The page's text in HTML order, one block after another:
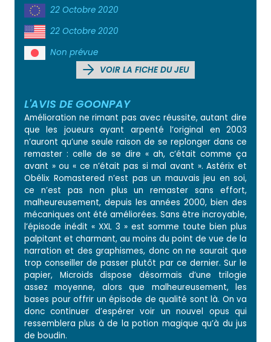
22 Octobre 2020
22 Octobre 2020
Non prévue
VOIR LA FICHE DU JEU
L'AVIS DE GOONPAY
Amélioration ne rimant pas avec réussite, autant dire
que les joueurs ayant arpenté l’original en 2003
n’auront qu’une seule raison de se replonger dans ce
remaster : celle de se dire « ah, c’était comme ça
avant » ou « ce n’était pas si mal avant ». Astérix et
Obélix Romastered n’est pas un mauvais jeu en soi,
ce n’est pas non plus un remaster sans effort,
malheureusement, depuis les années 2000, bien des
mécaniques ont été améliorées. Sans être incroyable,
l’épisode inédit « XXL 3 » est somme toute bien plus
palpitant et charmant, au moins du point de vue de la
narration et des graphismes, donc on ne saurait que
trop conseiller de passer plutôt par ce dernier. Sur le
papier, Microids dispose désormais d’une trilogie
assez moyenne, alors que malheureusement, les
bases pour offrir un épisode de qualité sont là. On va
donc continuer d’espérer voir un nouvel opus qui
ressemblera plus à de la potion magique qu’à du jus
de boudin.